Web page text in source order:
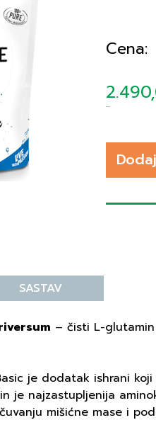
Cena:
SASTAV
– čisti L-
je dodatak ishrani
je najzastupljenija
mišićne mase i